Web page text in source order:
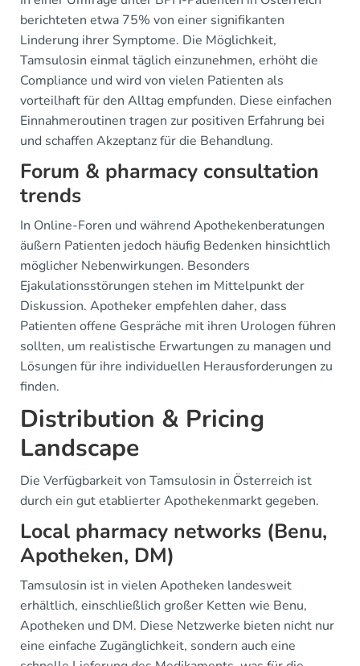
berichteten etwa 75% von einer signifikanten
Linderung ihrer Symptome. Die Möglichkeit,
Tamsulosin einmal täglich einzunehmen, erhöht die
Compliance und wird von vielen Patienten als
vorteilhaft für den Alltag empfunden. Diese einfachen
Einnahmeroutinen tragen zur positiven Erfahrung bei
und schaffen Akzeptanz für die Behandlung.
Forum & pharmacy consultation
trends
In Online-Foren und während Apothekenberatungen
äußern Patienten jedoch häufig Bedenken hinsichtlich
möglicher Nebenwirkungen. Besonders
Ejakulationsstörungen stehen im Mittelpunkt der
Diskussion. Apotheker empfehlen daher, dass
Patienten offene Gespräche mit ihren Urologen führen
sollten, um realistische Erwartungen zu managen und
Lösungen für ihre individuellen Herausforderungen zu
finden.
Distribution & Pricing
Landscape
Die Verfügbarkeit von Tamsulosin in Österreich ist
durch ein gut etablierter Apothekenmarkt gegeben.
Local pharmacy networks (Benu,
Apotheken, DM)
Tamsulosin ist in vielen Apotheken landesweit
erhältlich, einschließlich großer Ketten wie Benu,
Apotheken und DM. Diese Netzwerke bieten nicht nur
eine einfache Zugänglichkeit, sondern auch eine